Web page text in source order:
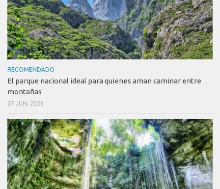
RECOMENDADO
El parque nacional ideal para quienes aman caminar entre
montañas
27 JUN, 2026